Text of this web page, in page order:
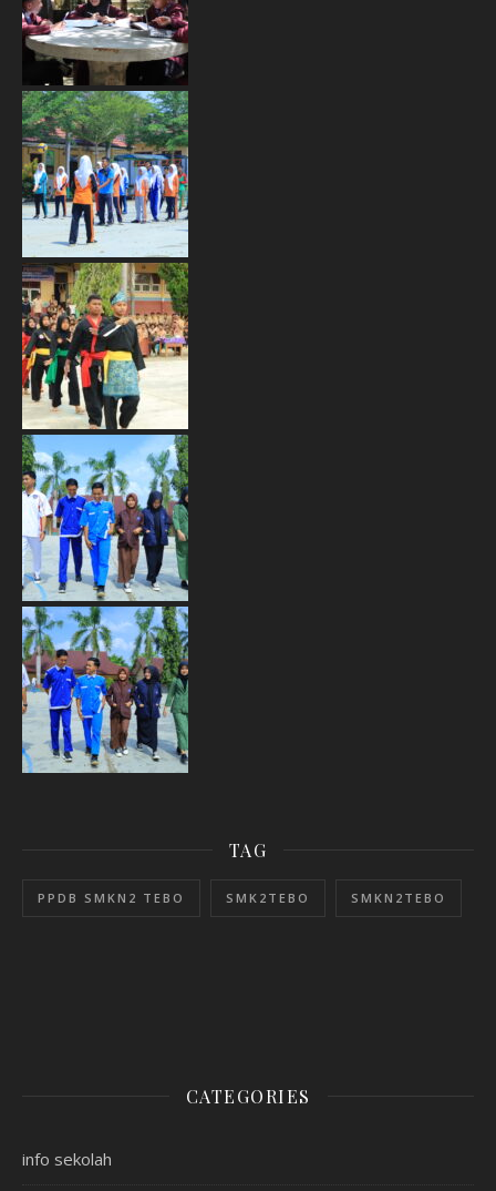
TAG
PPDB SMKN2 TEBO SMK2TEBO SMKN2TEBO
CATEGORIES
info sekolah